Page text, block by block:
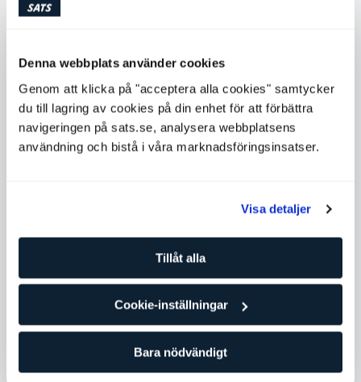
Denna webbplats använder cookies
Genom att klicka på "acceptera alla cookies" samtycker
du till lagring av cookies på din enhet för att förbättra
navigeringen på sats.se, analysera webbplatsens
användning och bistå i våra marknadsföringsinsatser.
Visa detaljer
Tillåt alla
Cookie-inställningar
Bara nödvändigt
Tillgängliga tider
Måndag
06:30 - 16:00
Tisdag
06:30 - 18:00
09:00 - 18:00
Söndag
Ej tillgänglig
Kontakta Facundo Altamirano